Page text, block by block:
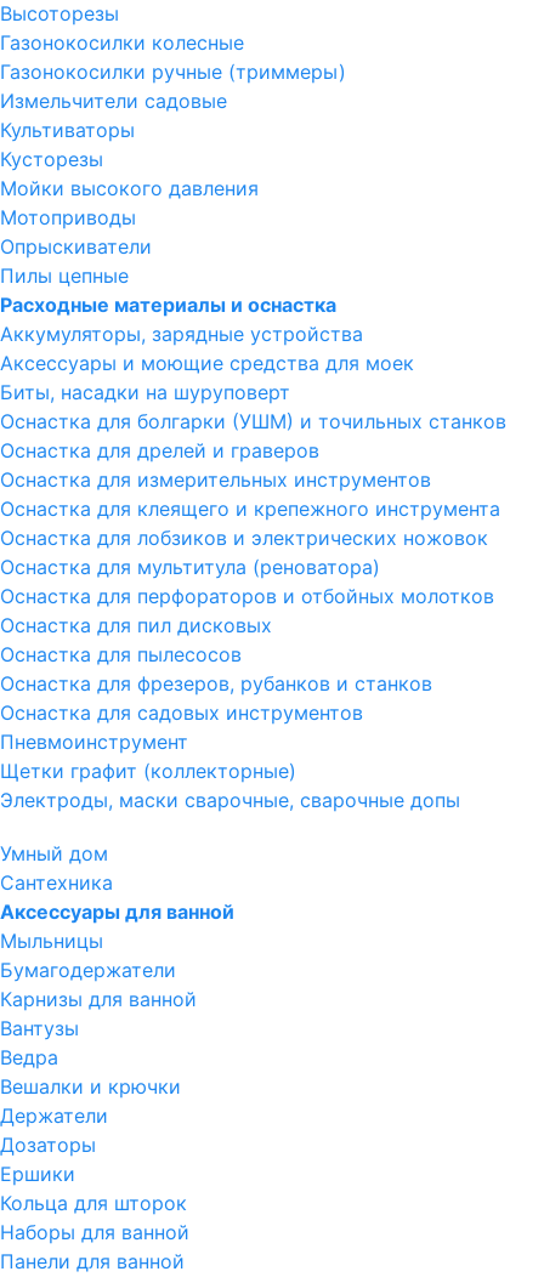
Высоторезы
Газонокосилки колесные
Газонокосилки ручные (триммеры)
Измельчители садовые
Культиваторы
Кусторезы
Мойки высокого давления
Мотоприводы
Опрыскиватели
Пилы цепные
Расходные материалы и оснастка
Аккумуляторы, зарядные устройства
Аксессуары и моющие средства для моек
Биты, насадки на шуруповерт
Оснастка для болгарки (УШМ) и точильных станков
Оснастка для дрелей и граверов
Оснастка для измерительных инструментов
Оснастка для клеящего и крепежного инструмента
Оснастка для лобзиков и электрических ножовок
Оснастка для мультитула (реноватора)
Оснастка для перфораторов и отбойных молотков
Оснастка для пил дисковых
Оснастка для пылесосов
Оснастка для фрезеров, рубанков и станков
Оснастка для садовых инструментов
Пневмоинструмент
Щетки графит (коллекторные)
Электроды, маски сварочные, сварочные допы
Умный дом
Сантехника
Аксессуары для ванной
Мыльницы
Бумагодержатели
Карнизы для ванной
Вантузы
Ведра
Вешалки и крючки
Держатели
Дозаторы
Ершики
Кольца для шторок
Наборы для ванной
Панели для ванной